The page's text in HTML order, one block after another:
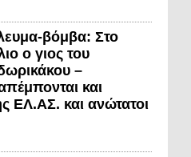
βόμβα: Στο
ο γιος του
–
και
ΕΛ.ΑΣ. και ανώτατοι